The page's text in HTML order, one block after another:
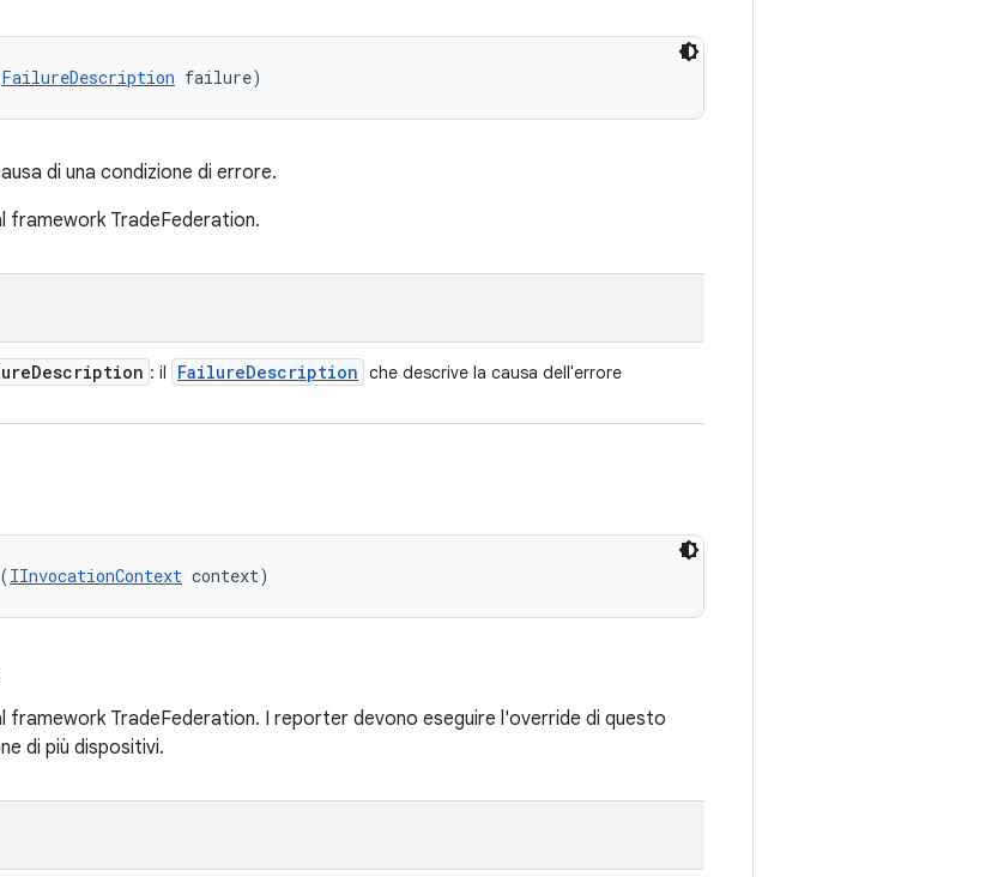
FailureDescription failure)
di una condizione di errore.
TradeFederation.
Description : il FailureDescription che descrive la causa dell'errore
IInvocationContext context)
TradeFederation. I reporter devono eseguire l'override di questo
di più dispositivi.